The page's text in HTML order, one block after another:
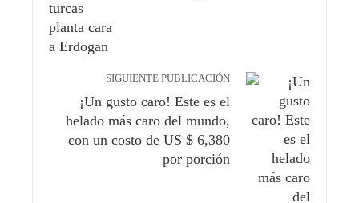
SIGUIENTE PUBLICACIÓN
¡Un gusto caro! Este es el
helado más caro del mundo,
con un costo de US $ 6,380
por porción